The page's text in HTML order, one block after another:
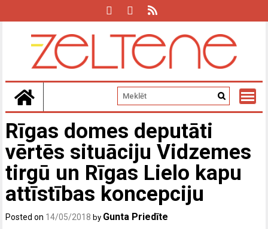
Rīgas domes deputāti
vērtēs situāciju Vidzemes
tirgū un Rīgas Lielo kapu
attīstības koncepciju
Posted on 14/05/2018 by Gunta Priedīte